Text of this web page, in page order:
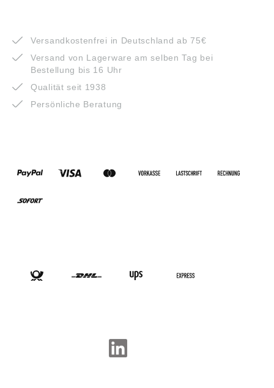
Versandkostenfrei in Deutschland ab 75€
Versand von Lagerware am selben Tag bei
Bestellung bis 16 Uhr
Qualität seit 1938
Persönliche Beratung